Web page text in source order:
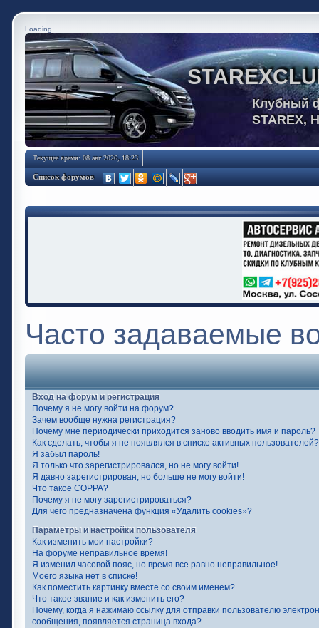
Loading
Клубный
STAREX,
Текущее время: 08 авг 2026, 18:23
Список форумов
Часто задаваемые
Вход на форум и регистрация
Почему я не могу войти на форум?
Зачем вообще нужна регистрация?
Почему мне периодически приходится заново вводить имя и пароль?
Как сделать, чтобы я не появлялся в списке активных пользователей?
Я забыл пароль!
Я только что зарегистрировался, но не могу войти!
Я давно зарегистрирован, но больше не могу войти!
Что такое COPPA?
Почему я не могу зарегистрироваться?
Для чего предназначена функция «Удалить cookies»?
Параметры и настройки пользователя
Как изменить мои настройки?
На форуме неправильное время!
Я изменил часовой пояс, но время все равно неправильное!
Моего языка нет в списке!
Как поместить картинку вместе со своим именем?
Что такое звание и как изменить его?
Почему, когда я нажимаю ссылку для отправки пользователю
сообщения, появляется страница входа?